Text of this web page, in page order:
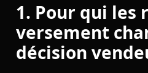
1. Pour qui les
versement
décision